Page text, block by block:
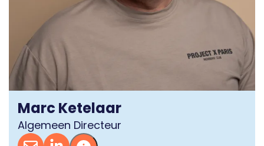
Marc Ketelaar
Algemeen Directeur